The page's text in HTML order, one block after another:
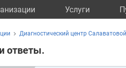
Услуги
Диагностический центр
ответы.